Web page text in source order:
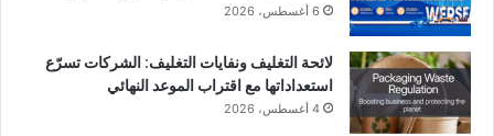
6 أغسطس، 2026
لائحة التغليف ونفايات التغليف: الشركات تسرّع
استعداداتها مع اقتراب الموعد النهائي
4 أغسطس، 2026